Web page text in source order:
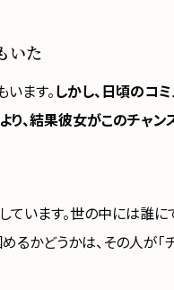
いた
ます。 しかし、日頃のコ
り、結果彼女がこのチャン
ています。世の中には誰に
るかどうかは、その人が